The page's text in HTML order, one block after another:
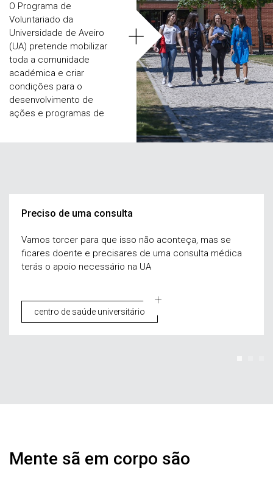
O Programa de
Voluntariado da
Universidade de Aveiro
(UA) pretende mobilizar
toda a comunidade
académica e criar
condições para o
desenvolvimento de
ações e programas de
+
Preciso de uma consulta
Vamos torcer para que isso não aconteça, mas se
ficares doente e precisares de uma consulta médica
terás o apoio necessário na UA
centro de saúde universitário
Mente sã em corpo são